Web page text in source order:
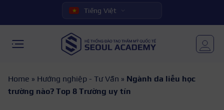
Tiếng Việt
Home » Hướng nghiệp - Tư Vấn » Ngành da liễu học
trường nào? Top 8 Trường uy tín